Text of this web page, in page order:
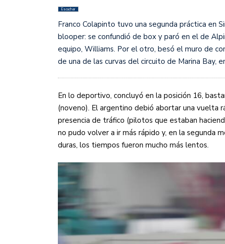
Lista de la selección
2026
Lista de la selección
Las Panteras debutaron
Sudamericana
Empieza el Clausura:
Escuchar
Franco Colapinto tuvo una segunda práctica en
blooper: se confundió de box y paró en el de
equipo, Williams. Por el otro, besó el muro de
de una de las curvas del circuito de Marina Bay,
En lo deportivo, concluyó en la posición 16,
(noveno). El argentino debió abortar una vuelta
presencia de tráfico (pilotos que estaban
no pudo volver a ir más rápido y, en la segunda
duras, los tiempos fueron mucho más lentos.